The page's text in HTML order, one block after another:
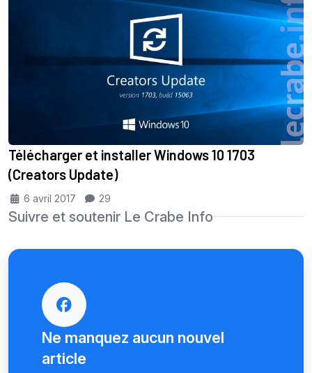
Télécharger et installer Windows 10 1703
(Creators Update)
6 avril 2017 29
Suivre et soutenir Le Crabe Info
Ne manquez aucun nouvel
article